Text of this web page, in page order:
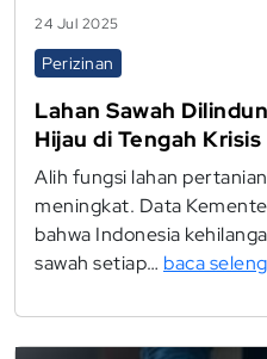
24 Jul 2025
Perizinan
Lahan Sawah
Hijau di Tengah Krisis
Alih fungsi lahan
meningkat. Data
bahwa Indonesia
sawah setiap… baca